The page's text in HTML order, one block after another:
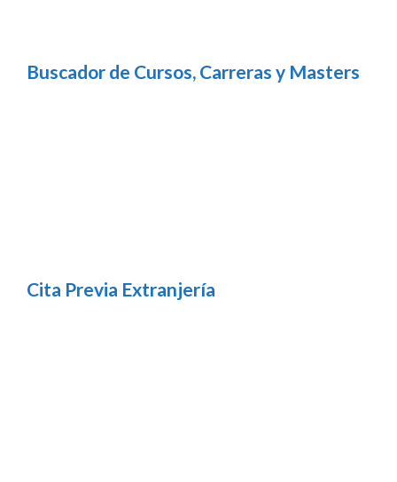
Buscador de Cursos, Carreras y Masters
Cita Previa Extranjería